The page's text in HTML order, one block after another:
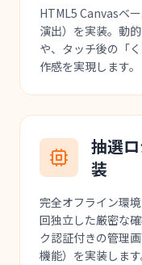
HTML5 Canvasベ
演出）を実装。動
や、タッチ後の「
作感を実現します。
抽選
装
完全オフライン環
回独立した厳密な
ク認証付きの管理
機能）を実装します